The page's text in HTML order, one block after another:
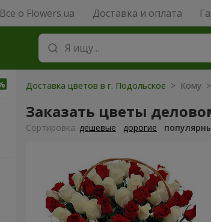
Все о Flowers.ua Доставка и оплата
Доставка цветов в г. Подольское > Кому
Заказать цветы
Cортировка: дешевые дорогие